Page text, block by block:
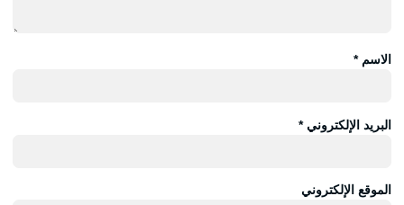
الاسم*
البريد الإلكتروني*
الموقع الإلكتروني